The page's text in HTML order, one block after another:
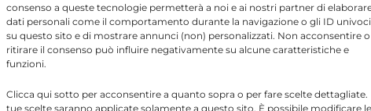
consenso a queste tecnologie permetterà a noi e ai nostri partner di
dati personali come il comportamento durante la navigazione o gli ID univoci
su questo sito e di mostrare annunci (non) personalizzati. Non acconsentire o
ritirare il consenso può influire negativamente su alcune caratteristiche e
funzioni.
Clicca qui sotto per acconsentire a quanto sopra o per fare scelte dettagliate.
tue scelte saranno applicate solamente a questo sito. È possibile modificare le
cieli in prevalenza sereni o poco nuvolosisu
tirrenici potranno formarsi addensamenti
sul tempo.